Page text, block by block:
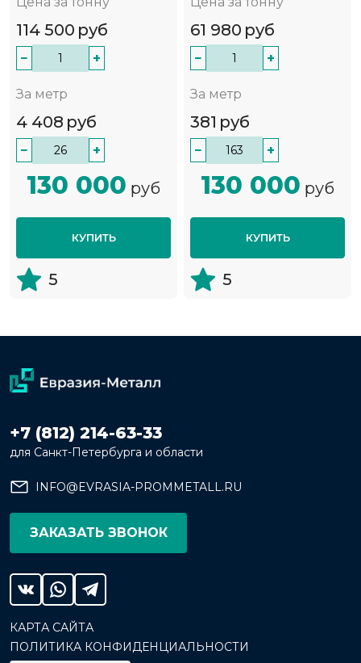
114 500 руб
− +
За метр
4 408 руб
− +
130 000 руб
КУПИТЬ
5
61 980 руб
− +
За метр
381 руб
− +
130 000 руб
КУПИТЬ
5
+7 (812) 214-63-33
для Санкт-Петербурга и области
INFO@EVRASIA-PROMMETALL.RU
ЗАКАЗАТЬ ЗВОНОК
КАРТА САЙТА
ПОЛИТИКА КОНФИДЕНЦИАЛЬНОСТИ